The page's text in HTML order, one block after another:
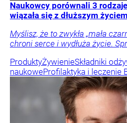
Naukowcy porównali 3
wiązała się z dłuższym życiem
Myślisz, że to zwykła „mała
chroni serce i wydłuża życie.
ProduktyŻywienieSkładniki
naukoweProfilaktyka i leczenie